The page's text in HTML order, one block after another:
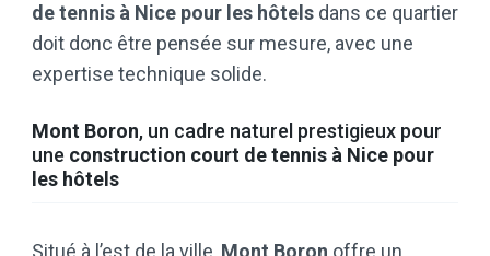
de tennis à Nice pour les hôtels dans ce quartier
doit donc être pensée sur mesure, avec une
expertise technique solide.
Mont Boron, un cadre naturel prestigieux pour
une construction court de tennis à Nice pour
les hôtels